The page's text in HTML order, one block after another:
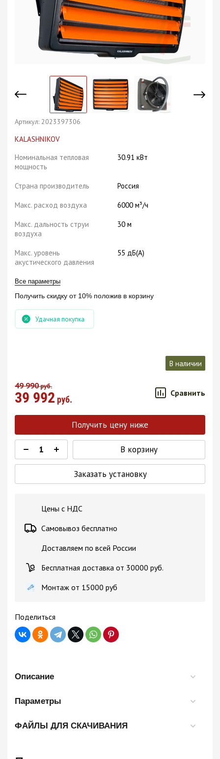
Артикул: 2023397306
KALASHNIKOV
Номинальная тепловая
мощность
30.91 кВт
Страна производитель Россия
Макс. расход воздуха 6000 м³/ч
Макс. дальность струи
воздуха
30 м
Макс. уровень
акустического давления
55 дБ(A)
Все параметры
Получить скидку от 10% положив в корзину
Удачная покупка
В наличии
49 990руб.
39 992 руб.
Сравнить
Получить цену ниже
В корзину
Заказать установку
Цены с НДС
Самовывоз бесплатно
Доставляем по всей России
Бесплатная доставка от 30000 руб.
Монтаж от 15000 руб
Поделиться
Описание
Параметры
ФАЙЛЫ ДЛЯ СКАЧИВАНИЯ